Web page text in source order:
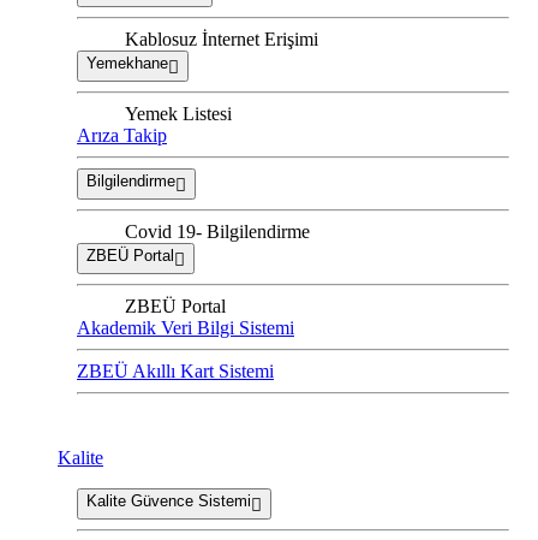
Kablosuz İnternet Erişimi
Yemekhane
Yemek Listesi
Arıza Takip
Bilgilendirme
Covid 19- Bilgilendirme
ZBEÜ Portal
ZBEÜ Portal
Akademik Veri Bilgi Sistemi
ZBEÜ Akıllı Kart Sistemi
Kalite
Kalite Güvence Sistemi